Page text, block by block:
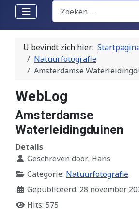
Zoeken
U bevindt zich hier:
Natuurfotografie
Amsterdamse
WebLog
Amsterdamse
Waterleidingduinen
Details
Geschreven door: Hans
Categorie: Natuurfotografie
Gepubliceerd: 28 november
Hits: 575